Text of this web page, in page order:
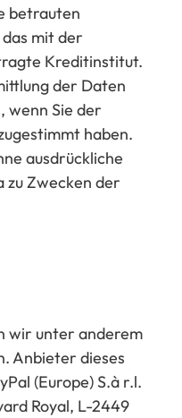
betrauten
as mit der
Kreditinstitut.
der Daten
wenn Sie der
haben.
ausdrückliche
zu Zwecken der
wir unter anderem
Anbieter dieses
Pal (Europe) S.à r.l.
Royal, L-2449